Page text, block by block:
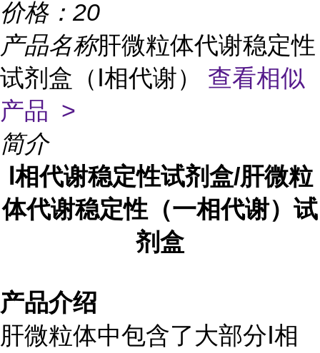
价格： 20
产品名称肝微粒体代谢稳定性
试剂盒（Ⅰ相代谢） 查看相似
产品 >
简介
相代谢稳定性试剂盒/肝微粒
体代谢稳定性（一相代谢）试
剂盒
产品介绍
肝微粒体中包含了大部分Ⅰ相